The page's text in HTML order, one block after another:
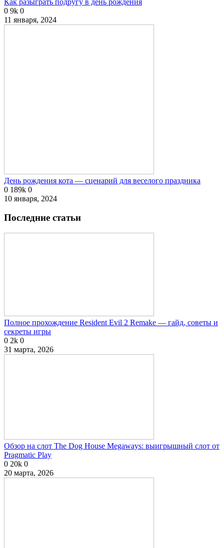
0 9k 0
11 января, 2024
День рождения кота — сценарий для веселого праздника
0 189k 0
10 января, 2024
Последние статьи
Полное прохождение Resident Evil 2 Remake — гайд, советы и
секреты игры
0 2k 0
31 марта, 2026
Обзор на слот The Dog House Megaways: выигрышный слот от
Pragmatic Play
0 20k 0
20 марта, 2026